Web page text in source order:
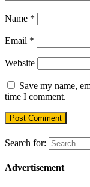
Name *
Email *
Website
Save my name,
time I comment.
Search for:
Advertisement